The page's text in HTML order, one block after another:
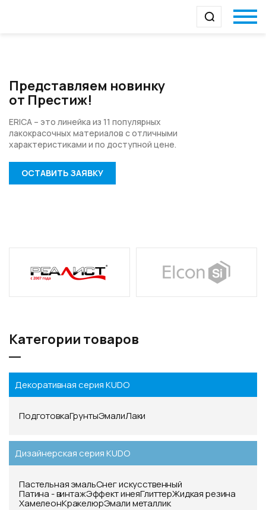
Представляем новинку
от Престиж!
ERICA – это линейка из 11 популярных
лакокрасочных материалов с отличными
характеристиками и по доступной цене.
ОСТАВИТЬ ЗАЯВКУ
Категории товаров
Декоративная серия KUDO
ПодготовкаГрунтыЭмалиЛаки
Дизайнерская серия KUDO
Пастельная эмальСнег искусственный
Патина - винтажЭффект инеяГлиттерЖидкая резина
ХамелеонКракелюрЭмали металлик